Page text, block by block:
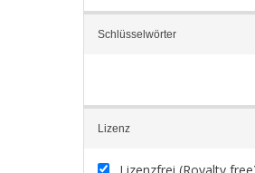
Schlüsselwörter
Lizenz